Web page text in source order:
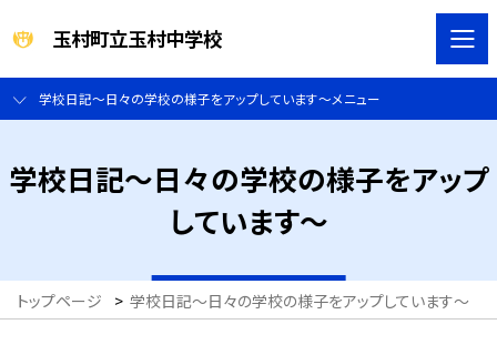
玉村町立玉村中学校
学校日記～日々の学校の様子をアップしています～メニュー
学校日記～日々の学校の様子をアップ
しています～
トップページ > 学校日記～日々の学校の様子をアップしています～